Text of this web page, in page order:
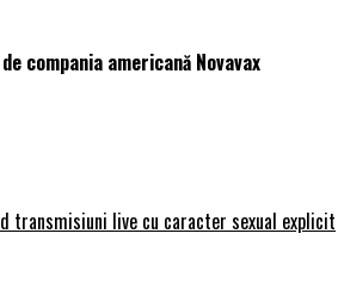
compania americană Novavax
transmisiuni live cu caracter sexual explicit